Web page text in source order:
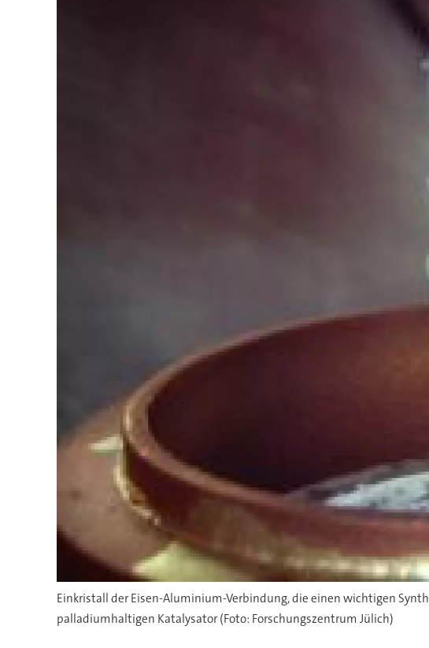
Einkristall der Eisen-Aluminium-Verbindung, die einen wichtigen
palladiumhaltigen Katalysator (Foto: Forschungszentrum Jülich)